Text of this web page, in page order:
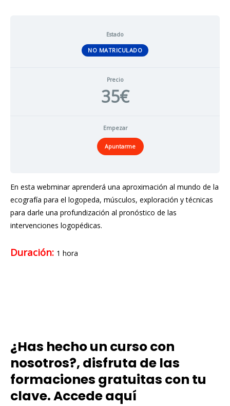
Estado
NO MATRICULADO
Precio
35€
Empezar
Apuntarme
En esta webminar aprenderá una aproximación al mundo de la
ecografía para el logopeda, músculos, exploración y técnicas
para darle una profundización al pronóstico de las
intervenciones logopédicas.
Duración: 1 hora
¿Has hecho un curso con
nosotros?, disfruta de las
formaciones gratuitas con tu
clave. Accede aquí